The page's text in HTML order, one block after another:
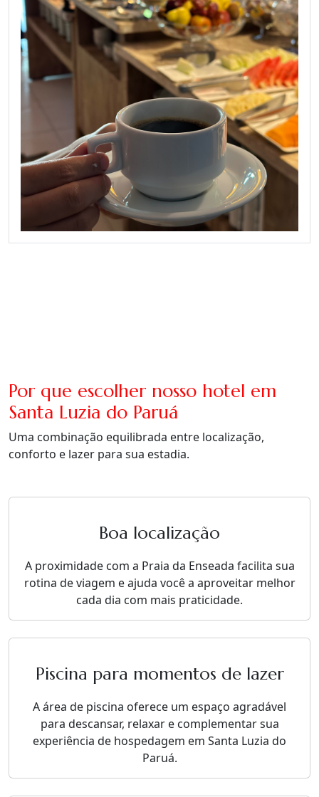
Por que escolher nosso hotel em
Santa Luzia do Paruá
Uma combinação equilibrada entre localização,
conforto e lazer para sua estadia.
Boa localização
A proximidade com a Praia da Enseada facilita sua
rotina de viagem e ajuda você a aproveitar melhor
cada dia com mais praticidade.
Piscina para momentos de lazer
A área de piscina oferece um espaço agradável
para descansar, relaxar e complementar sua
experiência de hospedagem em Santa Luzia do
Paruá.